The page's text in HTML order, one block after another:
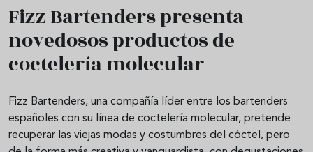
Fizz Bartenders presenta
novedosos productos de
coctelería molecular
Fizz Bartenders, una compañía líder entre los bartenders
españoles con su línea de coctelería molecular, pretende
recuperar las viejas modas y costumbres del cóctel, pero